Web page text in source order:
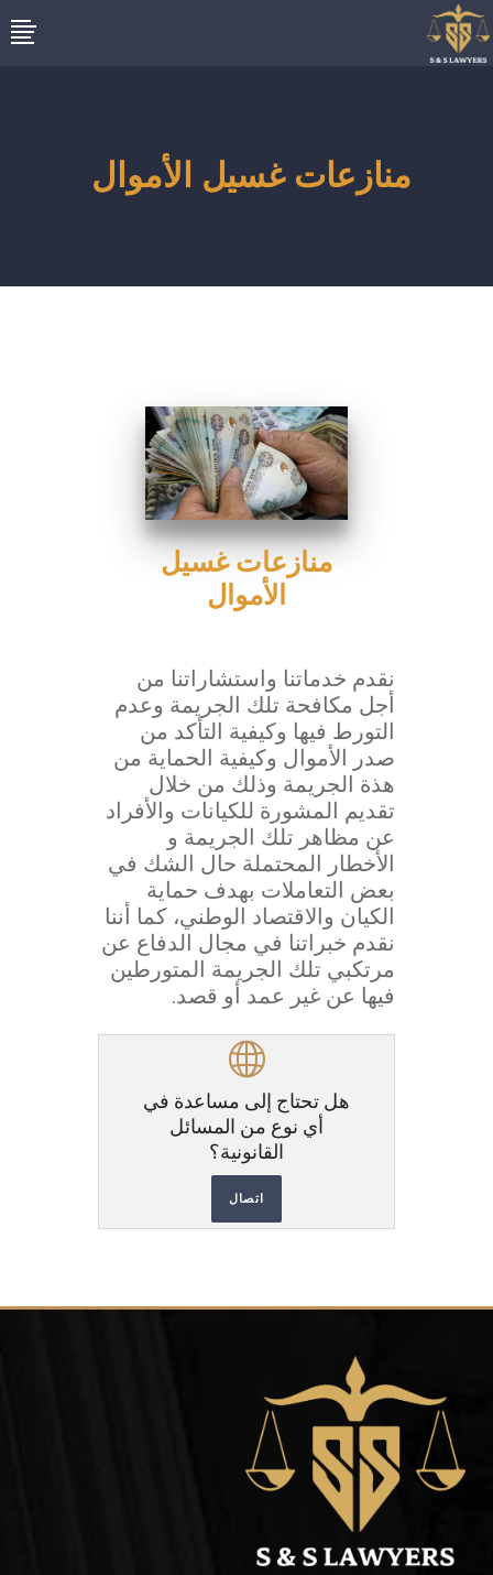
منازعات غسيل الأموال
منازعات غسيل
الأموال
نقدم خدماتنا واستشاراتنا من
أجل مكافحة تلك الجريمة وعدم
التورط فيها وكيفية التأكد من
صدر الأموال وكيفية الحماية من
هذة الجريمة وذلك من خلال
تقديم المشورة للكيانات والأفراد
عن مظاهر تلك الجريمة و
الأخطار المحتملة حال الشك في
بعض التعاملات بهدف حماية
الكيان والاقتصاد الوطني، كما أننا
نقدم خبراتنا في مجال الدفاع عن
مرتكبي تلك الجريمة المتورطين
فيها عن غير عمد أو قصد.
هل تحتاج إلى مساعدة في
أي نوع من المسائل
القانونية؟
اتصال